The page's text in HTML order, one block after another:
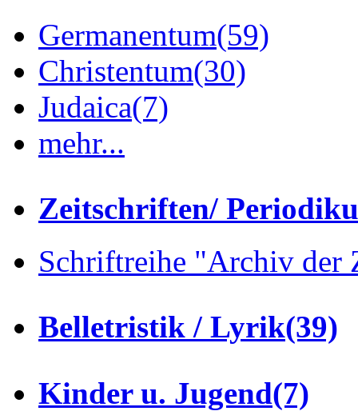
Germanentum(59)
Christentum(30)
Judaica(7)
mehr...
Zeitschriften/
Schriftreihe "Archiv der
Belletristik / Lyrik(39)
Kinder u. Jugend(7)